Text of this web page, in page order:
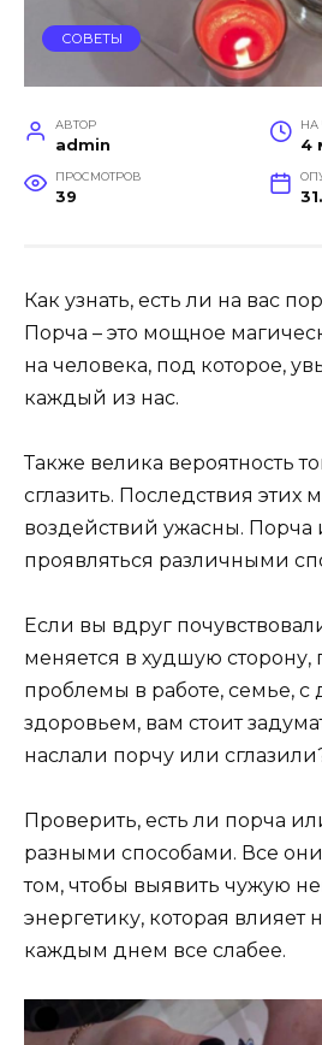
СОВЕТЫ
АВТОР
admin
НА
4
ПРОСМОТРОВ
39
Как узнать, есть ли на вас
Порча – это мощное
на человека, под которое,
каждый из нас.
Также велика вероятность
сглазить. Последствия этих
воздействий ужасны. Порча
проявляться различными
Если вы вдруг
меняется в худшую сторону,
проблемы в работе, семье, с
здоровьем, вам стоит
наслали порчу или
Проверить, есть ли порча
разными способами. Все
том, чтобы выявить чужую
энергетику, которая влияет
каждым днем все слабее.